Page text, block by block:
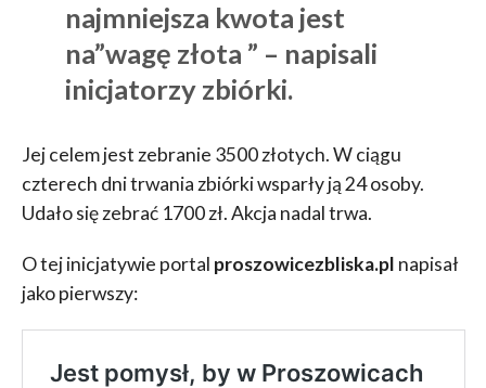
najmniejsza kwota jest
na”wagę złota ” – napisali
inicjatorzy zbiórki.
Jej celem jest zebranie 3500 złotych. W ciągu
czterech dni trwania zbiórki wsparły ją 24 osoby.
Udało się zebrać 1700 zł. Akcja nadal trwa.
O tej inicjatywie portal proszowicezbliska.pl napisał
jako pierwszy: